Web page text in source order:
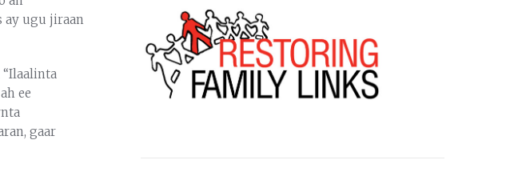
ay ugu jiraan
“Ilaalinta
ee
gaar